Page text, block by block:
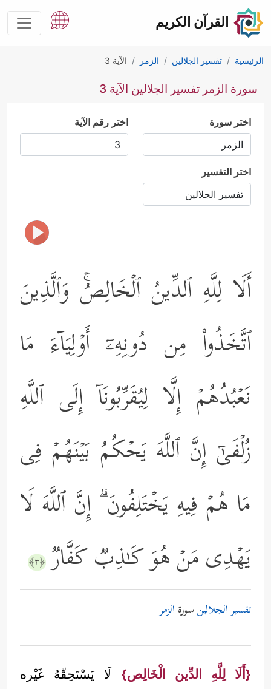
القرآن الكريم
الرئيسية تفسير الجلالين الزمر الآية 3
سورة الزمر تفسير الجلالين الآية 3
اختر سورة اختر رقم الآية
اختر التفسير
أَلَا لِلَّهِ ٱلدِّینُ ٱلۡخَالِصُۚ وَٱلَّذِینَ
ٱتَّخَذُواْ مِن دُونِهِۦۤ أَوۡلِیَاۤءَ مَا
نَعۡبُدُهُمۡ إِلَّا لِیُقَرِّبُونَاۤ إِلَى ٱللَّهِ
زُلۡفَىٰۤ إِنَّ ٱللَّهَ یَحۡكُمُ بَیۡنَهُمۡ فِی
مَا هُمۡ فِیهِ یَخۡتَلِفُونَ ۗ إِنَّ ٱللَّهَ لَا
یَهۡدِی مَنۡ هُوَ كَـٰذِبࣱ كَفَّارࣱ ﴿٣﴾
تفسير الجلالينسورة الزمر
{أَلَا لِلَّهِ الدِّين الْخَالِص} لَا يَسْتَحِقّهُ غَيْره